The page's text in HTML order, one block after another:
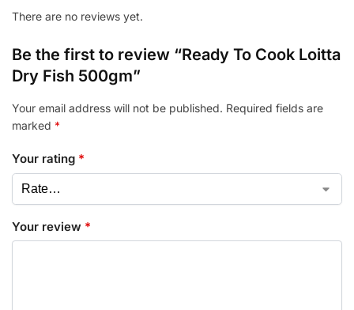
There are no reviews yet.
Be the first to review “Ready To Cook Loitta
Dry Fish 500gm”
Your email address will not be published. Required fields are
marked *
Your rating *
Your review *